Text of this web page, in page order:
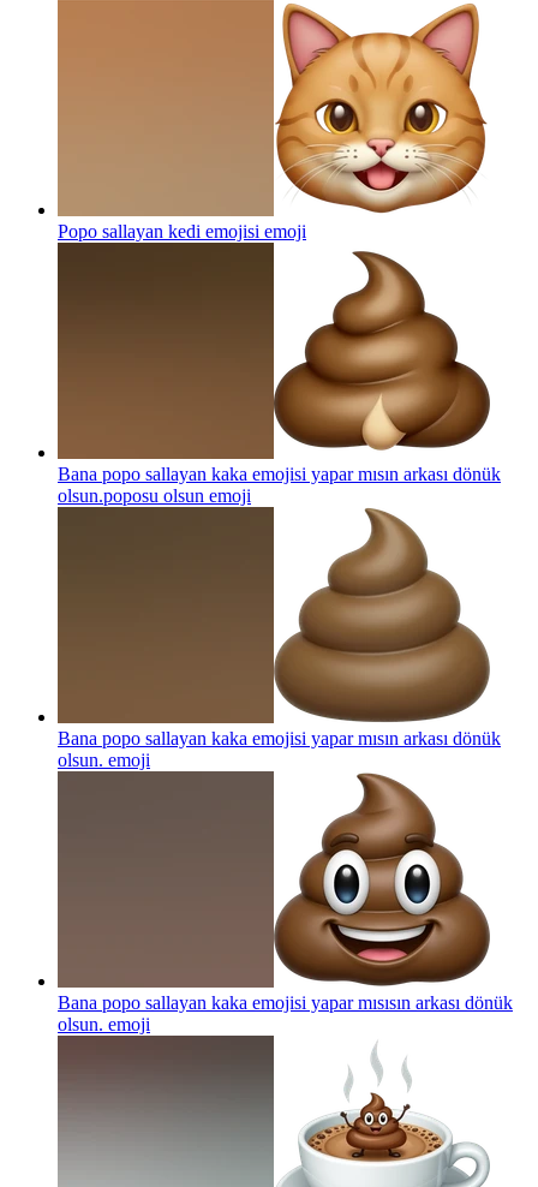
Popo sallayan kedi emojisi emoji
Bana popo sallayan kaka emojisi yapar mısın arkası dönük
olsun.poposu olsun emoji
Bana popo sallayan kaka emojisi yapar mısın arkası dönük
olsun. emoji
Bana popo sallayan kaka emojisi yapar mısısın arkası dönük
olsun. emoji